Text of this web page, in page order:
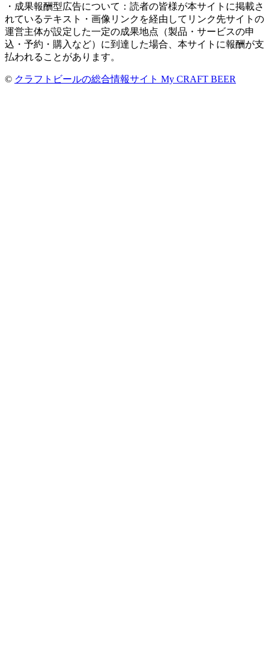
・成果報酬型広告について：読者の皆様が本サイトに掲載さ
れているテキスト・画像リンクを経由してリンク先サイトの
運営主体が設定した一定の成果地点（製品・サービスの申
込・予約・購入など）に到達した場合、本サイトに報酬が支
払われることがあります。
© クラフトビールの総合情報サイト My CRAFT BEER